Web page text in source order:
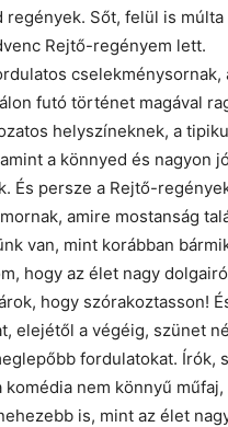
regények. Sőt, felül is múlta
Rejtő-regényem lett.
cselekménysornak,
futó történet magával
helyszíneknek, a
a könnyed és nagyon
És persze a Rejtő-
amire mostanság
van, mint korábban
hogy az élet nagy
hogy szórakoztasson!
elejétől a végéig, szünet
fordulatokat. Írók,
komédia nem könnyű
is, mint az élet